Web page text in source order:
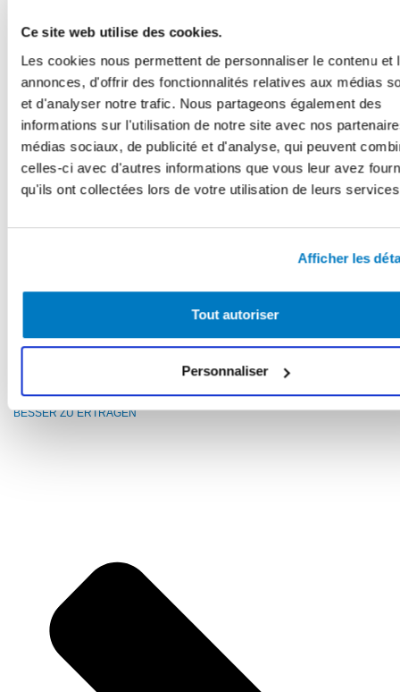
Ce site web utilise des cookies.
Les cookies nous permettent de personnaliser le contenu et
annonces, d'offrir des fonctionnalités relatives aux médias
et d'analyser notre trafic. Nous partageons également des
informations sur l'utilisation de notre site avec nos
médias sociaux, de publicité et d'analyse, qui peuvent
celles-ci avec d'autres informations que vous leur avez
qu'ils ont collectées lors de votre utilisation de leurs
Afficher les
Tout autoriser
Personnaliser
ZurückVorheriges6 HÄUFIGE SCHLAFKILLER, UND WIE SIE SIE
BESSER ZU ERTRAGEN